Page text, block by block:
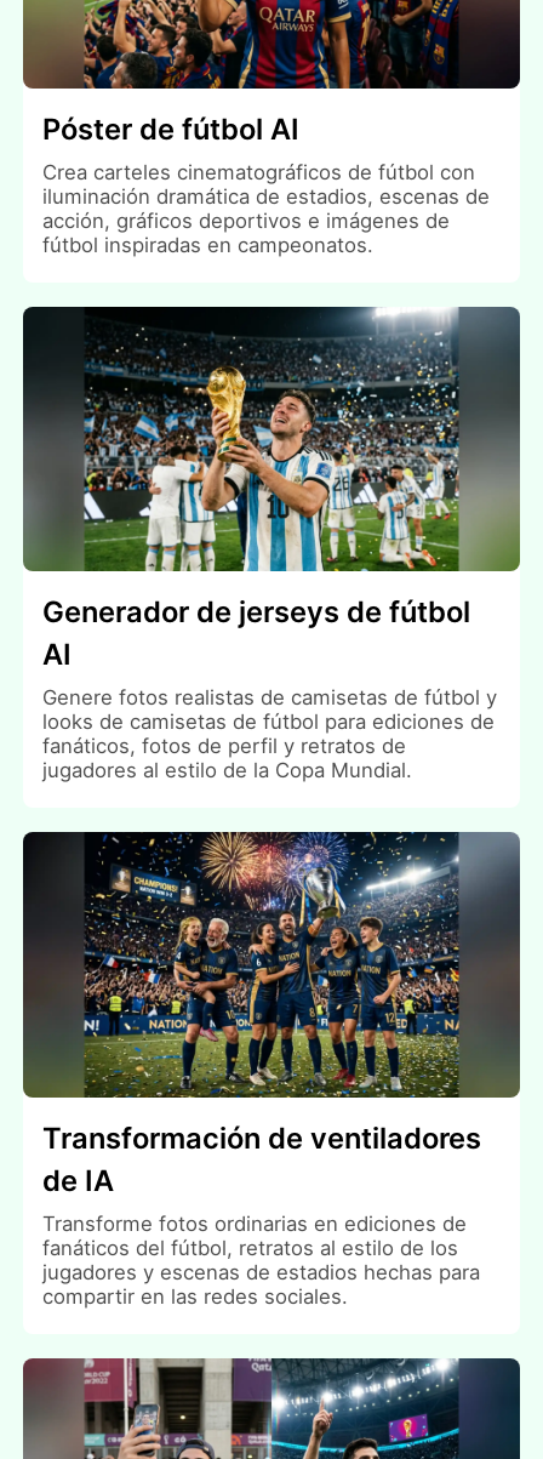
Póster de fútbol AI
Crea carteles cinematográficos de fútbol con
iluminación dramática de estadios, escenas de
acción, gráficos deportivos e imágenes de
fútbol inspiradas en campeonatos.
Generador de jerseys de fútbol
AI
Genere fotos realistas de camisetas de fútbol y
looks de camisetas de fútbol para ediciones de
fanáticos, fotos de perfil y retratos de
jugadores al estilo de la Copa Mundial.
Transformación de ventiladores
de IA
Transforme fotos ordinarias en ediciones de
fanáticos del fútbol, retratos al estilo de los
jugadores y escenas de estadios hechas para
compartir en las redes sociales.